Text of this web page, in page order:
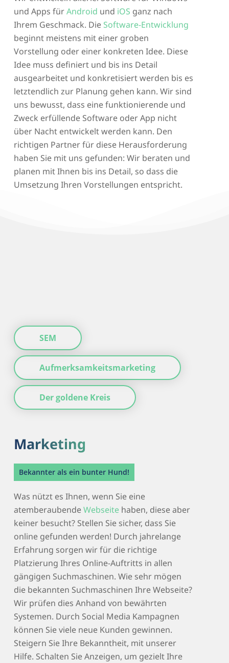
und Apps fürAndroid und iOS ganz nach
Ihrem Geschmack. Die Software-Entwicklung
beginnt meistens mit einer groben
Vorstellung oder einer konkreten Idee. Diese
Idee muss definiert und bis ins Detail
ausgearbeitet und konkretisiert werden bis es
letztendlich zur Planung gehen kann. Wir sind
uns bewusst, dass eine funktionierende und
Zweck erfüllende Software oder App nicht
über Nacht entwickelt werden kann. Den
richtigen Partner für diese Herausforderung
haben Sie mit uns gefunden: Wir beraten und
planen mit Ihnen bis ins Detail, so dass die
Umsetzung Ihren Vorstellungen entspricht.
SEM
Aufmerksamkeitsmarketing
Der goldene Kreis
Marketing
Bekannter als ein bunter Hund!
Was nützt es Ihnen, wenn Sie eine
atemberaubendeWebseitehaben, diese aber
keiner besucht? Stellen Sie sicher, dass Sie
online gefunden werden! Durch jahrelange
Erfahrung sorgen wir für die richtige
Platzierung Ihres Online-Auftritts in allen
gängigen Suchmaschinen. Wie sehr mögen
die bekannten Suchmaschinen Ihre Webseite?
Wir prüfen dies Anhand von bewährten
Systemen. Durch Social Media Kampagnen
können Sie viele neue Kunden gewinnen.
Steigern Sie Ihre Bekanntheit, mit unserer
Hilfe. Schalten Sie Anzeigen, um gezielt Ihre